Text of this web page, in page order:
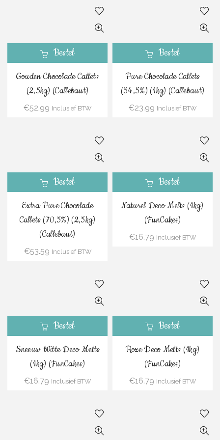
Bestel
Gouden Chocolade Callets
(2,5kg) (Callebaut)
€52.99 Inclusief BTW
Bestel
Pure Chocolade Callets
(54,5%) (1kg) (Callebaut)
€23.99 Inclusief BTW
Bestel
Extra Pure Chocolade
Callets (70,5%) (2,5kg)
(Callebaut)
€53.59 Inclusief BTW
Bestel
Naturel Deco Melts (1kg)
(FunCakes)
€16.79 Inclusief BTW
Bestel
Sneeuw Witte Deco Melts
(1kg) (FunCakes)
€16.79 Inclusief BTW
Bestel
Roze Deco Melts (1kg)
(FunCakes)
€16.79 Inclusief BTW